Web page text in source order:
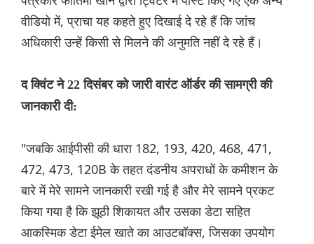
वीडियो में, प्राचा यह कहते हुए दिखाई दे रहे हैं कि जांच
अधिकारी उन्हें किसी से मिलने की अनुमति नहीं दे रहे हैं।
द क्विंट ने 22 दिसंबर को जारी वारंट ऑर्डर की सामग्री की
जानकारी दी:
"जबकि आईपीसी की धारा 182, 193, 420, 468, 471,
472, 473, 120B के तहत दंडनीय अपराधों के कमीशन के
बारे में मेरे सामने जानकारी रखी गई है और मेरे सामने प्रकट
किया गया है कि झूठी शिकायत और उसका डेटा सहित
आकस्मिक डेटा ईमेल खाते का आउटबॉक्स, जिसका उपयोग